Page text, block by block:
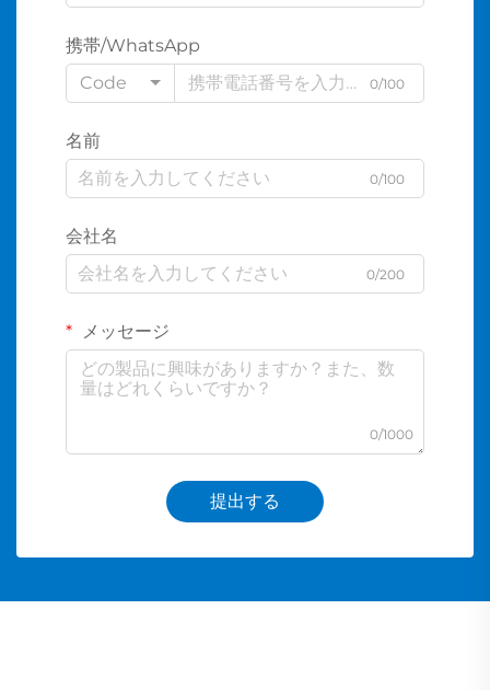
携帯/WhatsApp
Code
0/100
名前
0/100
会社名
0/200
メッセージ
0/1000
提出する